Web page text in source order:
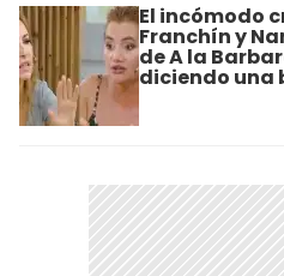
El incómodo
Franchín y
de A la
diciendo una